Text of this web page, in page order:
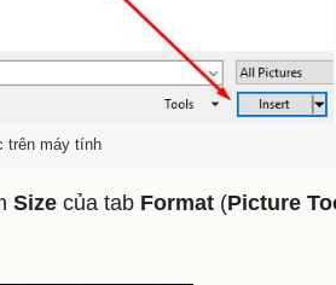
trên máy tính
Size của tab Format (Picture